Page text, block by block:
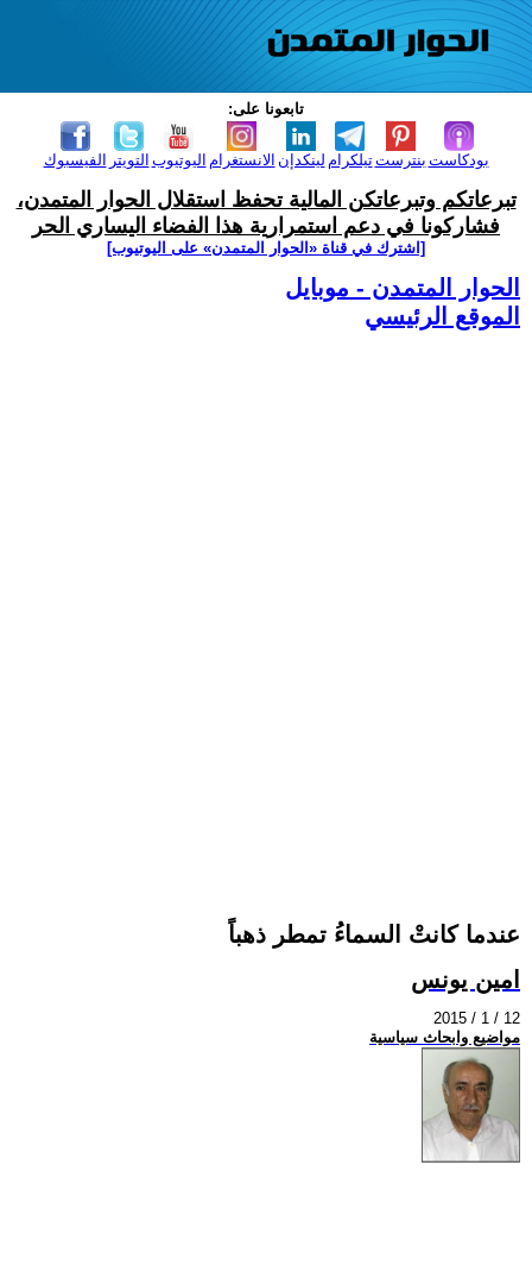
تابعونا على:
الفيسبوك التويتر اليوتيوب الانستغرام لينكدإن تيلكرامبنترست بودكاست
تبرعاتكم وتبرعاتكن المالية تحفظ استقلال الحوار المتمدن،
فشاركونا في دعم استمرارية هذا الفضاء اليساري الحر
[اشترك في قناة ‫«الحوار المتمدن» على اليوتيوب]
الحوار المتمدن - موبايل
الموقع الرئيسي
عندما كانتْ السماءُ تمطر ذهباً
امين يونس
2015 / 1 / 12
مواضيع وابحاث سياسية